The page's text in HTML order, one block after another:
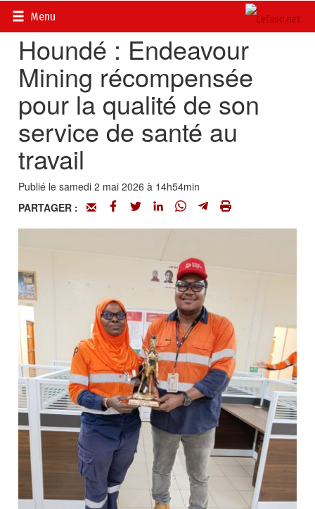
Menu
Accueil> Mines, mineurs, miniers, énergie
Houndé : Endeavour
Mining récompensée
pour la qualité de son
service de santé au
travail
Publié le samedi 2 mai 2026 à 14h54min
PARTAGER :